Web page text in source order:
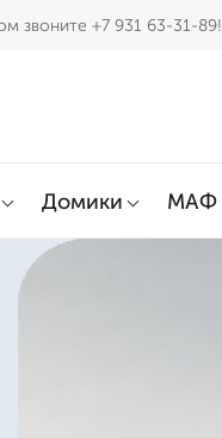
звоните +7 931 63-31-89!
Домики МАФ